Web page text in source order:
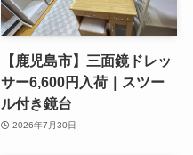
【鹿児島市】三面鏡ドレッ
サー6,600円入荷｜スツー
ル付き鏡台
2026年7月30日